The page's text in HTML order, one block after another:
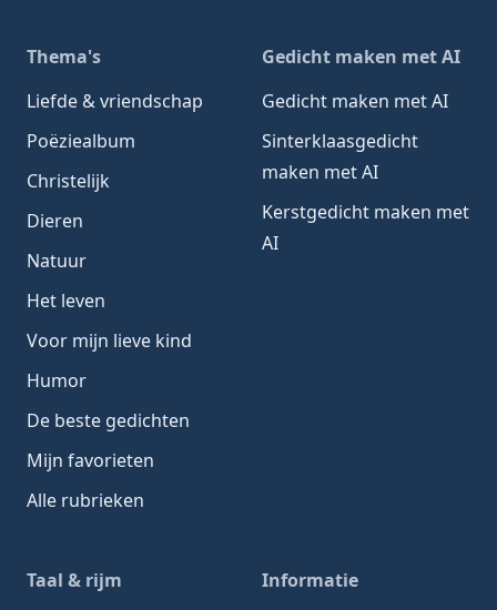
Thema's
Liefde & vriendschap
Poëziealbum
Christelijk
Dieren
Natuur
Het leven
Voor mijn lieve kind
Humor
De beste gedichten
Mijn favorieten
Alle rubrieken
Gedicht maken met AI
Gedicht maken met AI
Sinterklaasgedicht
maken met AI
Kerstgedicht maken met
AI
Taal & rijm
Informatie